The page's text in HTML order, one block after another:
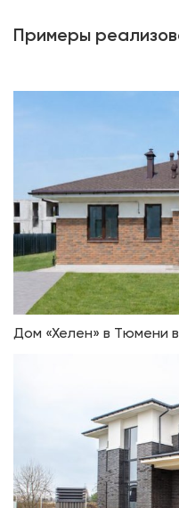
Примеры
Дом «Хелен» в Тюмени